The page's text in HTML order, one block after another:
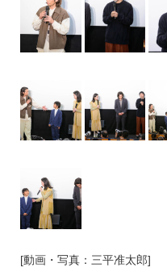
[動画・写真：三平准太郎]